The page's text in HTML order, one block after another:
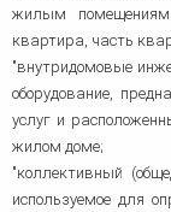
жилым
квартира, часть
"внутридомовые
оборудование,
услуг и
жилом доме;
"коллективный
используемое для